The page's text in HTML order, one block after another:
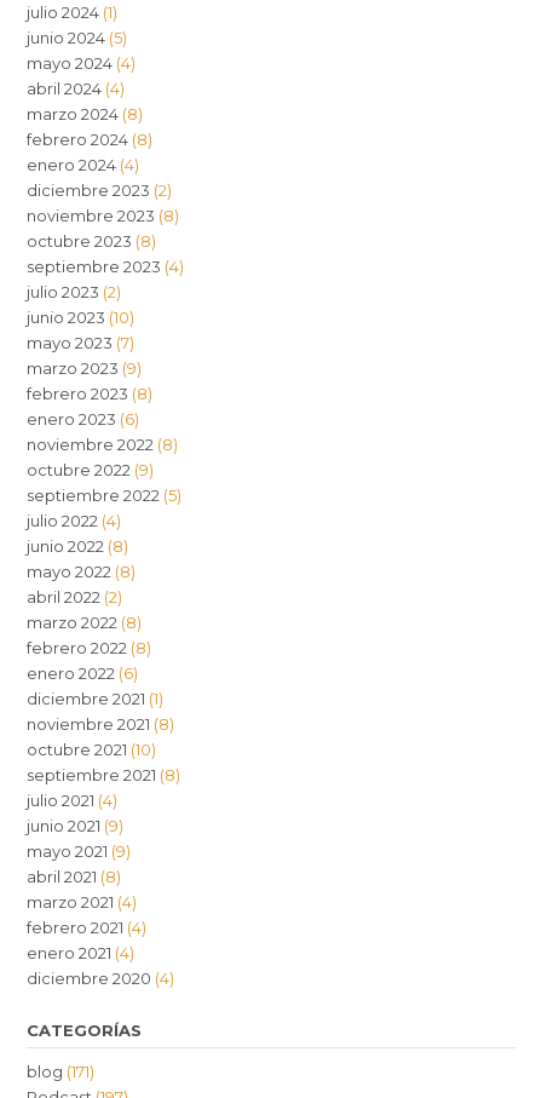
julio 2024 (1)
junio 2024 (5)
mayo 2024 (4)
abril 2024 (4)
marzo 2024 (8)
febrero 2024 (8)
enero 2024 (4)
diciembre 2023 (2)
noviembre 2023 (8)
octubre 2023 (8)
septiembre 2023 (4)
julio 2023 (2)
junio 2023 (10)
mayo 2023 (7)
marzo 2023 (9)
febrero 2023 (8)
enero 2023 (6)
noviembre 2022 (8)
octubre 2022 (9)
septiembre 2022 (5)
julio 2022 (4)
junio 2022 (8)
mayo 2022 (8)
abril 2022 (2)
marzo 2022 (8)
febrero 2022 (8)
enero 2022 (6)
diciembre 2021 (1)
noviembre 2021 (8)
octubre 2021 (10)
septiembre 2021 (8)
julio 2021 (4)
junio 2021 (9)
mayo 2021 (9)
abril 2021 (8)
marzo 2021 (4)
febrero 2021 (4)
enero 2021 (4)
diciembre 2020 (4)
CATEGORÍAS
blog (171)